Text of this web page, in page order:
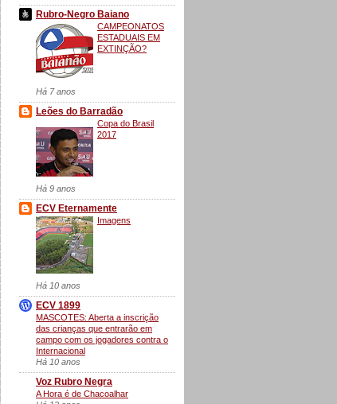
Rubro-Negro Baiano
CAMPEONATOS
ESTADUAIS EM
EXTINÇÃO?
Há 7 anos
Leões do Barradão
Copa do Brasil
2017
Há 9 anos
ECV Eternamente
Imagens
Há 10 anos
ECV 1899
MASCOTES: Aberta a inscrição
das crianças que entrarão em
campo com os jogadores contra o
Internacional
Há 10 anos
Voz Rubro Negra
A Hora é de Chacoalhar